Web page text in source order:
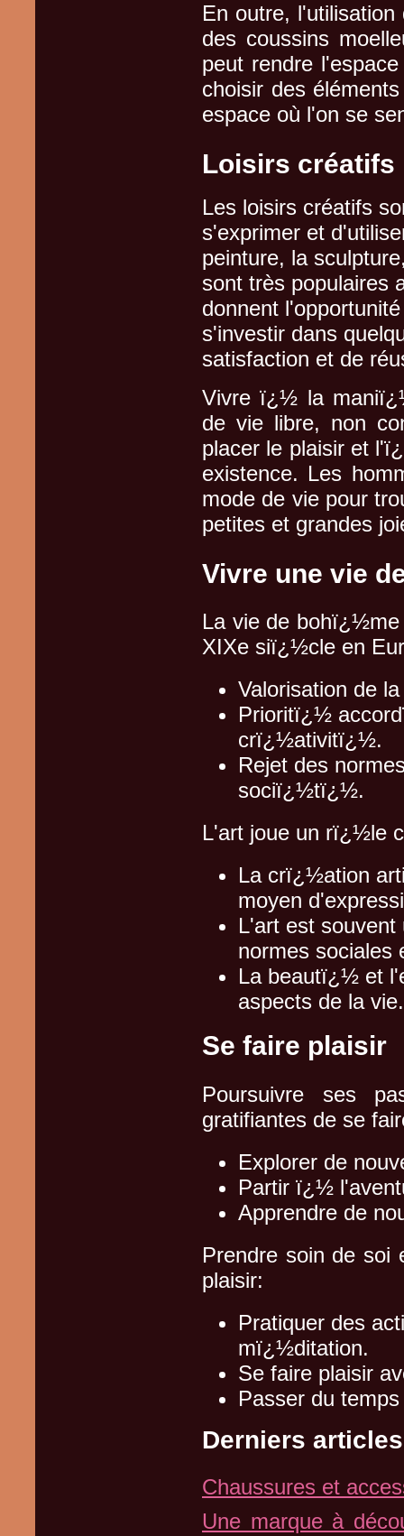
En outre,
des coussins
peut rendre
choisir des
espace où l'on se
Loisirs créatifs
Les loisirs créatifs
s'exprimer et
peinture, la
sont très populaires
donnent
s'investir dans
satisfaction et de
Vivre ï¿½ la
de vie libre, non
placer le plaisir et
existence. Les
mode de vie pour
petites et grandes
Vivre une vie
La vie de bohï¿½me
XIXe siï¿½cle en
Valorisation de
Prioritï¿½
crï¿½ativitï¿½.
Rejet des
sociï¿½tï¿½.
L'art joue un rï¿½le
La crï¿½ation
moyen
L'art est
normes sociales
La beautï¿½ et
aspects de la vie.
Se faire plaisir
Poursuivre ses
gratifiantes de se
Explorer de
Partir ï¿½
Apprendre de
Prendre soin de
plaisir:
Pratiquer des
mï¿½ditation.
Se faire plaisir
Passer du
Derniers articles
Chaussures et
Une marque à